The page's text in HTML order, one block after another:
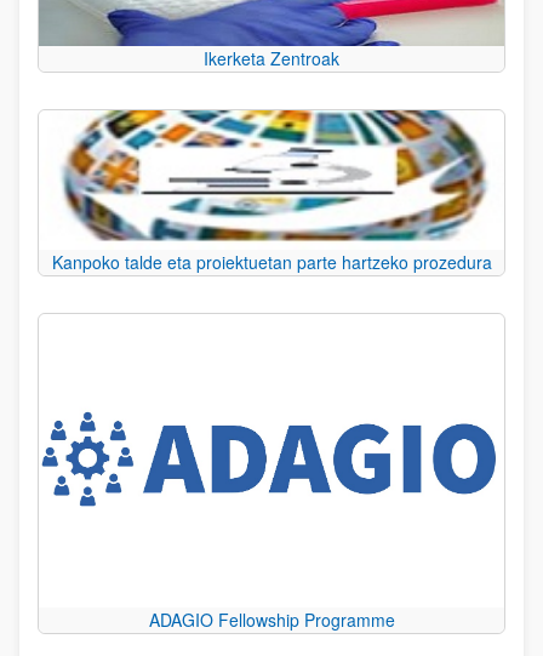
Ikerketa Zentroak
Kanpoko talde eta proiektuetan parte hartzeko prozedura
ADAGIO Fellowship Programme